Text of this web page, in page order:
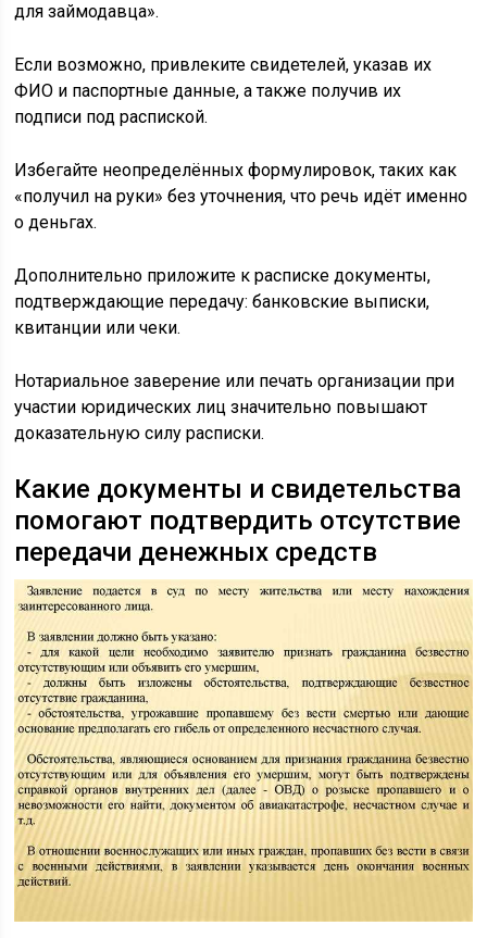
для займодавца».
Если возможно, привлеките свидетелей, указав их
ФИО и паспортные данные, а также получив их
подписи под распиской.
Избегайте неопределённых формулировок, таких как
«получил на руки» без уточнения, что речь идёт именно
о деньгах.
Дополнительно приложите к расписке документы,
подтверждающие передачу: банковские выписки,
квитанции или чеки.
Нотариальное заверение или печать организации при
участии юридических лиц значительно повышают
доказательную силу расписки.
Какие документы и свидетельства
помогают подтвердить отсутствие
передачи денежных средств